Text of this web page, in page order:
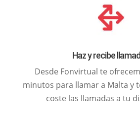
Haz y recibe
Desde Fonvirtual te
minutos para llamar a Malta y
coste las llamadas a tu